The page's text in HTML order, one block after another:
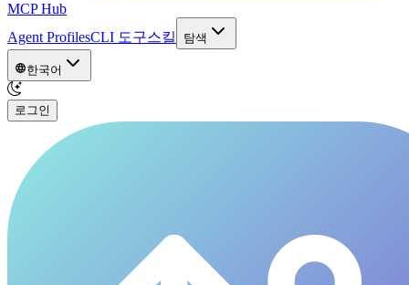
MCP Hub
Agent ProfilesCLI 도구스킬 탐색
한국어
로그인